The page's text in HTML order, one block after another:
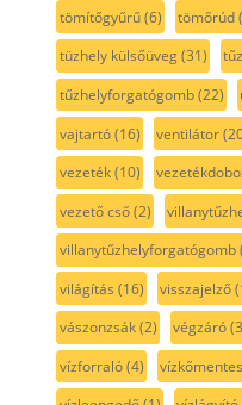
tömítőgyűrű(6) tömőrúd
tüzhely külsőüveg(31)
tűzhelyforgatógomb(22)
vajtartó(16) ventilátor
vezeték(10)
vezető cső(2)
villanytűzhelyforgatógomb
világítás (16) visszajelző
vászonzsák(2) végzáró
vízforraló(4)